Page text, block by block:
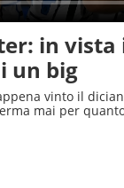
in vista
un big
vinto il
mai per